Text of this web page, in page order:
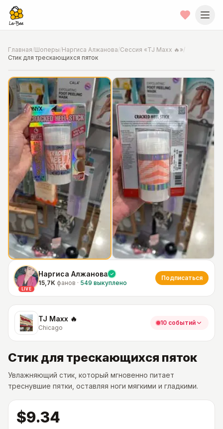
Главная/Шоперы/Наргиса Алжанова/Сессия «TJ Maxx 🔥»/
Стик для трескающихся пяток
📍Фото от шопера Chicago
LIVE
Наргиса Алжанова
15,7K фанов · 549 выкуплено
Подписаться
TJ Maxx 🔥
Chicago
10 событий
Стик для трескающихся пяток
Увлажняющий стик, который мгновенно питает
треснувшие пятки, оставляя ноги мягкими и гладкими.
$9.34